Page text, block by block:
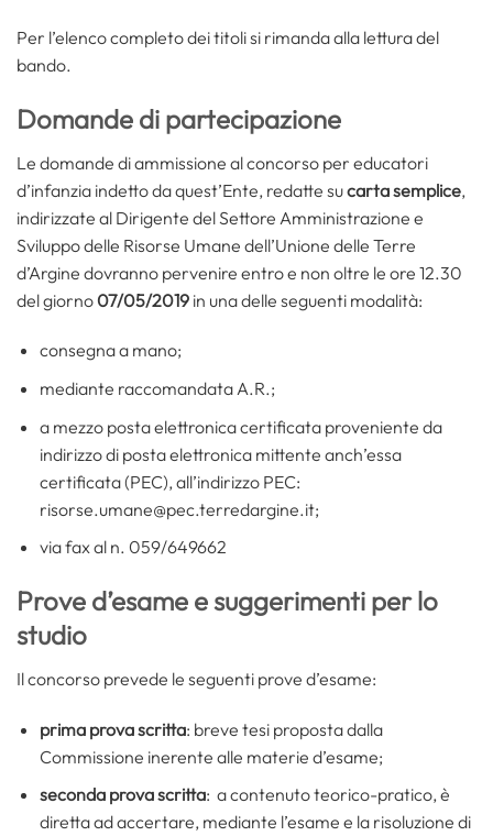
Per l’elenco completo dei titoli si rimanda alla lettura del
bando.
Domande di partecipazione
Le domande di ammissione al concorso per educatori
d’infanzia indetto da quest’Ente, redatte sucarta semplice,
indirizzate al Dirigente del Settore Amministrazione e
Sviluppo delle Risorse Umane dell’Unione delle Terre
d’Argine dovranno pervenire entro e non oltre le ore 12.30
del giorno07/05/2019 in una delle seguenti modalità:
consegna a mano;
mediante raccomandata A.R.;
a mezzo posta elettronica certificata proveniente da
indirizzo di posta elettronica mittente anch’essa
certificata (PEC), all’indirizzo PEC:
risorse.umane@pec.terredargine.it;
via fax al n. 059/649662
Prove d’esame e suggerimenti per lo
studio
Il concorso prevede le seguenti prove d’esame:
prima prova scritta: breve tesi proposta dalla
Commissione inerente alle materie d’esame;
seconda prova scritta: a contenuto teorico-pratico, è
diretta ad accertare, mediante l’esame e la risoluzione di